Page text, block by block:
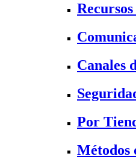
Canales
Por
Métodos